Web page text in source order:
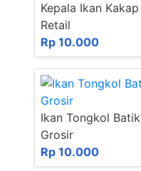
Kepala Ikan Kakap
Retail
Rp 10.000
Ikan Tongkol Batik
Grosir
Rp 10.000